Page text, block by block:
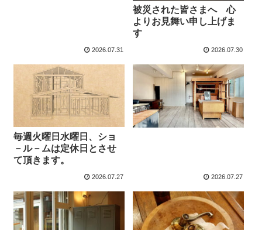
2026.07.31
被災された皆さまへ 心
よりお見舞い申し上げま
す
2026.07.30
毎週火曜日水曜日、ショ
－ル－ムは定休日とさせ
て頂きます。
2026.07.27 2026.07.27